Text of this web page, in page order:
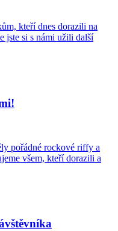
kteří dnes dorazili na
jste si s námi užili další
pořádné rockové riffy a
všem, kteří dorazili a